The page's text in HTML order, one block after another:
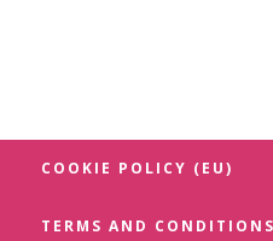
COOKIE POLICY (EU)
TERMS AND CONDITIONS